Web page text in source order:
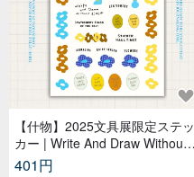
【什物】2025文具展限定ステッ
カー | Write And Draw Without
Limited
401円